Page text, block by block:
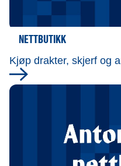
NETTBUTIKK
Kjøp drakter, skjerf og